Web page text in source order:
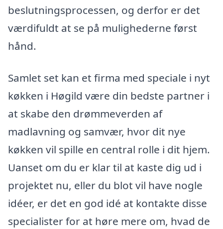
beslutningsprocessen, og derfor er det
værdifuldt at se på mulighederne først
hånd.
Samlet set kan et firma med speciale i nyt
køkken i Høgild være din bedste partner i
at skabe den drømmeverden af
madlavning og samvær, hvor dit nye
køkken vil spille en central rolle i dit hjem.
Uanset om du er klar til at kaste dig ud i
projektet nu, eller du blot vil have nogle
idéer, er det en god idé at kontakte disse
specialister for at høre mere om, hvad de